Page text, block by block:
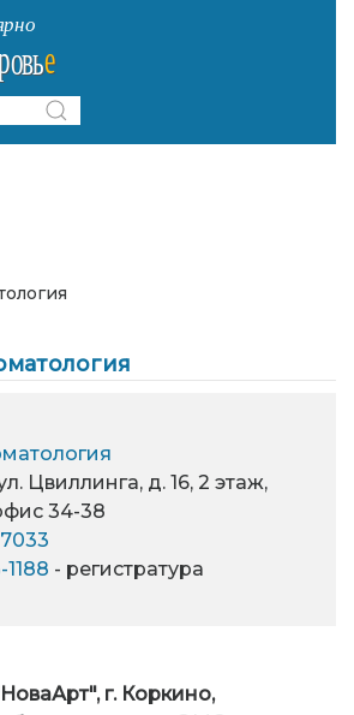
Цвиллинга, д. 16, 2 этаж,
34-38
- регистратура
г. Коркино,